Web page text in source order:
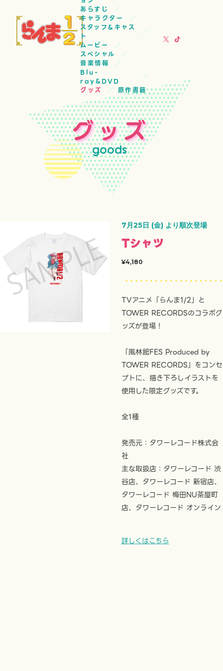
あらすじ
キャラクター
スタッフ&キャス
ト
ムービー
スペシャル
音楽情報
Blu-
ray&DVD
グッズ
原作書籍
グッズ
goods
7月25日 (金) より順次登場
Tシャツ
¥4,180
TVアニメ「らんま1/2」と
TOWER RECORDSのコラボグ
ッズが登場！
「風林館FES Produced by
TOWER RECORDS」をコンセ
プトに、描き下ろしイラストを
使用した限定グッズです。
全1種
発売元：タワーレコード株式会
社
主な取扱店：タワーレコード 渋
谷店、タワーレコード 新宿店、
タワーレコード 梅田NU茶屋町
店、タワーレコード オンライン
詳しくはこちら